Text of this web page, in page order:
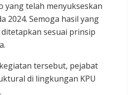
yang telah menyukseskan
2024. Semoga hasil yang
sesuai prinsip
tersebut, pejabat
di lingkungan KPU